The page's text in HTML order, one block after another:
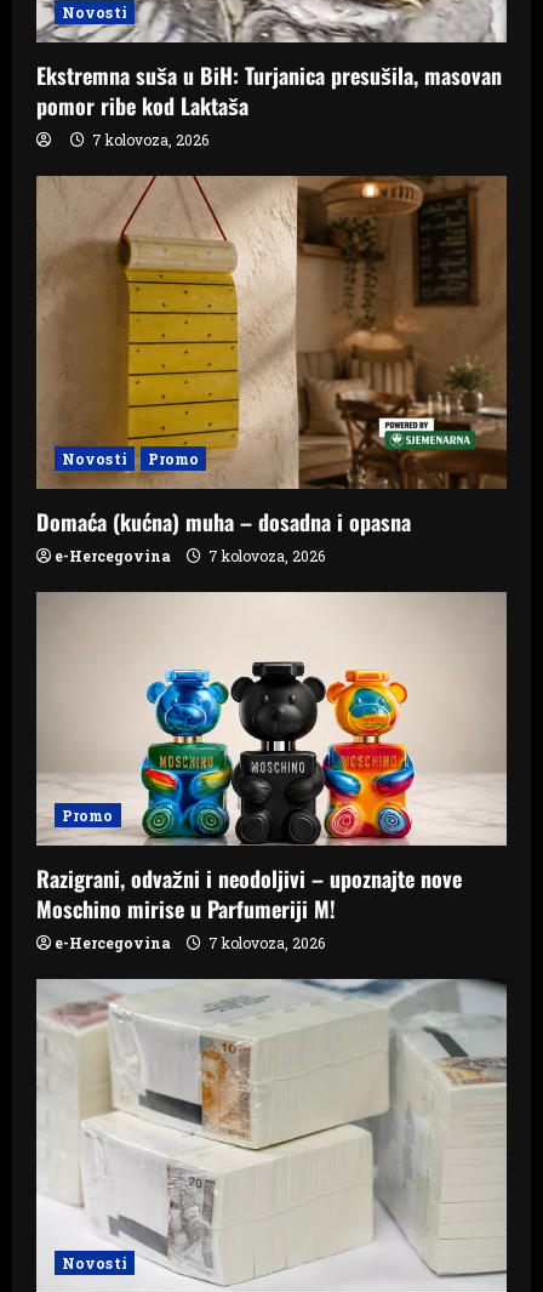
Novosti
Ekstremna suša u BiH: Turjanica presušila, masovan
pomor ribe kod Laktaša
7 kolovoza, 2026
Novosti Promo
Domaća (kućna) muha – dosadna i opasna
e-Hercegovina 7 kolovoza, 2026
Promo
Razigrani, odvažni i neodoljivi – upoznajte nove
Moschino mirise u Parfumeriji M!
e-Hercegovina 7 kolovoza, 2026
Novosti